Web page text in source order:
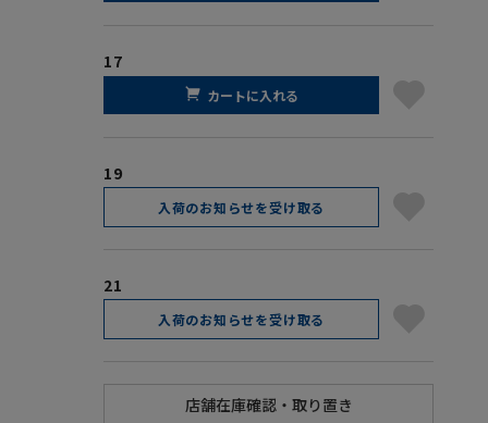
17
カートに入れる
19
入荷のお知らせを受け取る
21
入荷のお知らせを受け取る